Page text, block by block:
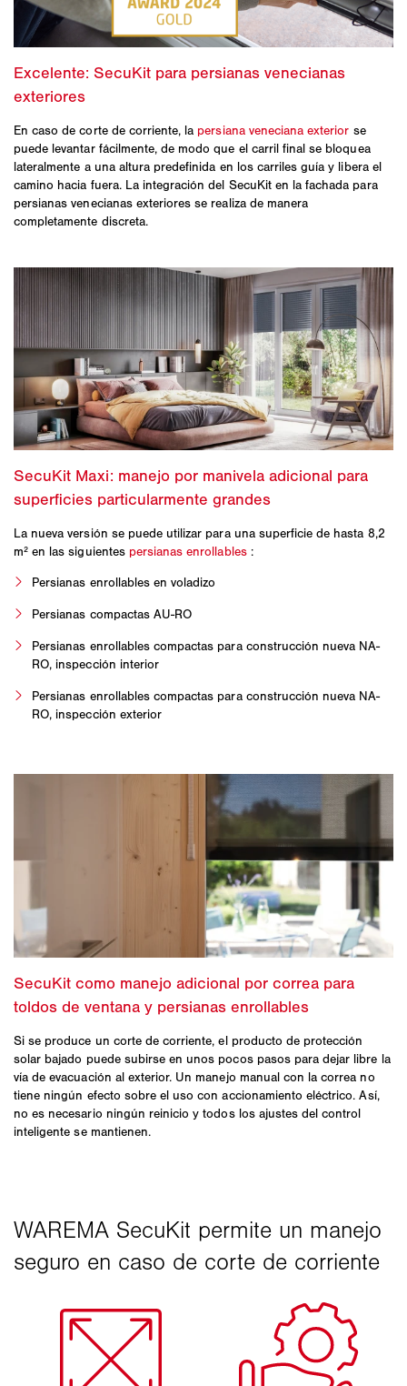
En caso de corte de corriente, la persiana veneciana exterior se
puede levantar fácilmente, de modo que el carril final se bloquea
lateralmente a una altura predefinida en los carriles guía y libera el
camino hacia fuera. La integración del SecuKit en la fachada para
persianas venecianas exteriores se realiza de manera
completamente discreta.
La nueva versión se puede utilizar para una superficie de hasta 8,2
m² en las siguientes persianas enrollables:
Persianas enrollables en voladizo
Persianas compactas AU-RO
Persianas enrollables compactas para construcción nueva NA-
RO, inspección interior
Persianas enrollables compactas para construcción nueva NA-
RO, inspección exterior
Si se produce un corte de corriente, el producto de protección
solar bajado puede subirse en unos pocos pasos para dejar libre la
vía de evacuación al exterior. Un manejo manual con la correa no
tiene ningún efecto sobre el uso con accionamiento eléctrico. Así,
no es necesario ningún reinicio y todos los ajustes del control
inteligente se mantienen.